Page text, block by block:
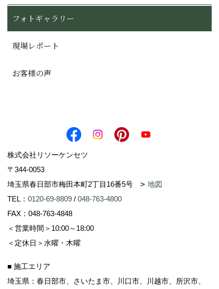
フォトギャラリー
現場レポート
お客様の声
株式会社リソーケンセツ
〒344-0053
埼玉県春日部市梅田本町2丁目16番5号
地図
TEL： 0120-69-8809 / 048-763-4800
FAX：048-763-4848
＜営業時間＞10:00～18:00
＜定休日＞水曜・木曜
■ 施工エリア
埼玉県：春日部市、さいたま市、川口市、川越市、所沢市、